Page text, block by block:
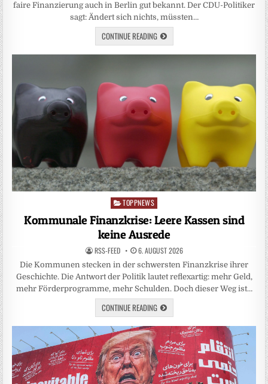
faire Finanzierung auch in Berlin gut bekannt. Der CDU-Politiker
sagt: Ändert sich nichts, müssten…
CONTINUE READING
Posted
TOPPNEWS
Kommunale Finanzkrise: Leere Kassen sind
keine Ausrede
RSS-FEED 6. AUGUST 2026
Die Kommunen stecken in der schwersten Finanzkrise ihrer
Geschichte. Die Antwort der Politik lautet reflexartig: mehr Geld,
mehr Förderprogramme, mehr Schulden. Doch dieser Weg ist…
CONTINUE READING